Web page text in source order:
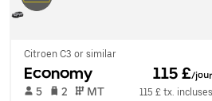
Citroen C3 or similar
Economy 115 £/jour
5 2 MT
115 £ tx. incluses